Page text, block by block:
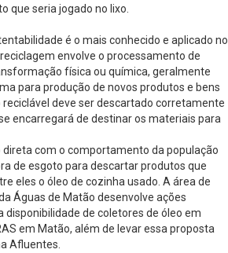
que seria jogado no lixo.
é o mais conhecido e aplicado no
envolve o processamento de
física ou química, geralmente
para produção de novos produtos e bens
deve ser descartado corretamente
encarregará de destinar os materiais para
direta com o comportamento da população
de esgoto para descartar produtos que
eles o óleo de cozinha usado. A área de
Águas de Matão desenvolve ações
disponibilidade de coletores de óleo em
em Matão, além de levar essa proposta
Afluentes.